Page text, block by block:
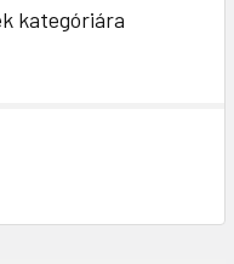
kategóriára